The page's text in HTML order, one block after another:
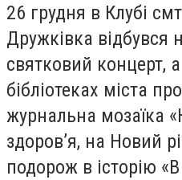
26 грудня в Клубі
Дружківка відбувся
святковий концерт,
бібліотеках міста
журнальна мозаїка
здоров’я, на Новий
подорож в історію